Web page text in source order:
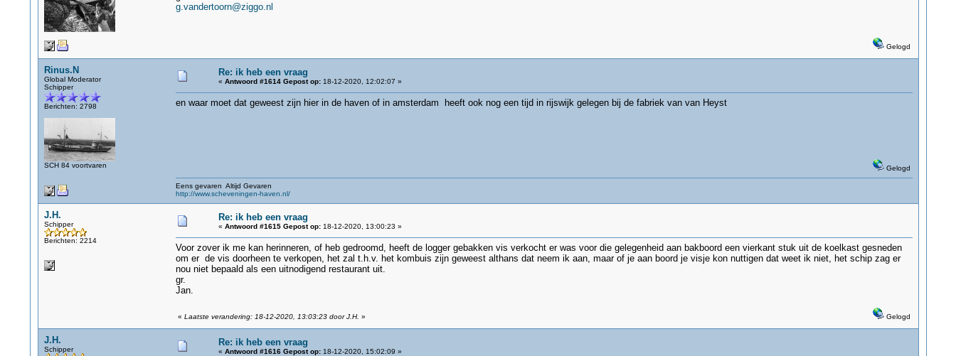
g.vandertoorn@ziggo.nl
Gelogd
Rinus.N
Global Moderator
Schipper
Berichten: 2798
SCH 84 voortvaren
Re: ik heb een vraag
« Antwoord #1614 Gepost op:18-12-2020, 12:02:07 »
en waar moet dat geweest zijn hier in de haven of in amsterdam heeft ook nog een tijd in rijswijk gelegen bij de fabriek van van Heyst
Gelogd
Eens gevaren Altijd Gevaren
http://www.scheveningen-haven.nl/
J.H.
Schipper
Berichten: 2214
Re: ik heb een vraag
« Antwoord #1615 Gepost op:18-12-2020, 13:00:23 »
Voor zover ik me kan herinneren, of heb gedroomd, heeft de logger gebakken vis verkocht er was voor die gelegenheid aan bakboord een vierkant stuk uit de koelkast gesneden
om er de vis doorheen te verkopen, het zal t.h.v. het kombuis zijn geweest althans dat neem ik aan, maar of je aan boord je visje kon nuttigen dat weet ik niet, het schip zag er
nou niet bepaald als een uitnodigend restaurant uit.
gr.
Jan.
« Laatste verandering: 18-12-2020, 13:03:23 door J.H. » Gelogd
J.H.
Schipper
Re: ik heb een vraag
« Antwoord #1616 Gepost op:18-12-2020, 15:02:09 »